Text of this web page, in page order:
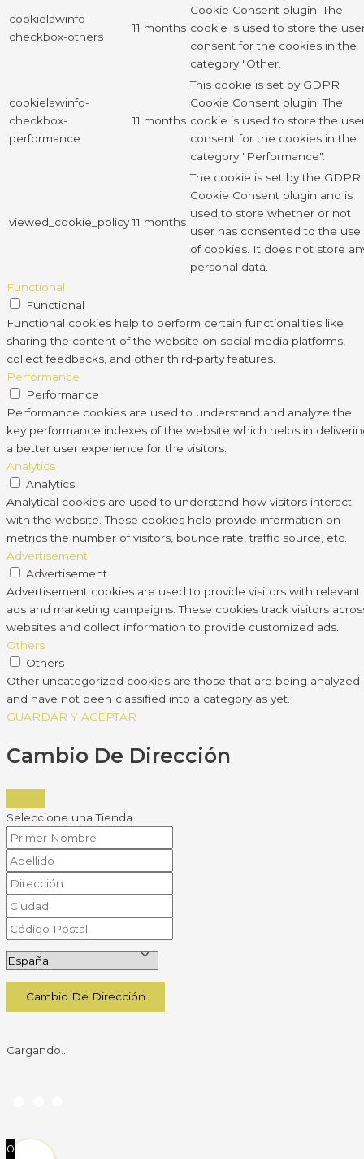
cookielawinfo-
checkbox-others
11 months
Cookie Consent plugin. The
cookie is used to store the
consent for the cookies in the
category "Other.
cookielawinfo-
checkbox-
performance
11 months
This cookie is set by GDPR
Cookie Consent plugin. The
cookie is used to store the
consent for the cookies in the
category "Performance".
viewed_cookie_policy 11 months
The cookie is set by the GDPR
Cookie Consent plugin and is
used to store whether or not
user has consented to the use
of cookies. It does not store
personal data.
Functional
Functional
Functional cookies help to perform certain functionalities like
sharing the content of the website on social media platforms,
collect feedbacks, and other third-party features.
Performance
Performance
Performance cookies are used to understand and analyze the
key performance indexes of the website which helps in
a better user experience for the visitors.
Analytics
Analytics
Analytical cookies are used to understand how visitors interact
with the website. These cookies help provide information on
metrics the number of visitors, bounce rate, traffic source, etc.
Advertisement
Advertisement
Advertisement cookies are used to provide visitors with relevant
ads and marketing campaigns. These cookies track visitors
websites and collect information to provide customized ads.
Others
Others
Other uncategorized cookies are those that are being analyzed
and have not been classified into a category as yet.
GUARDAR Y ACEPTAR
Cambio De Dirección
Seleccione una Tienda
Cambio De Dirección
Cargando...
0